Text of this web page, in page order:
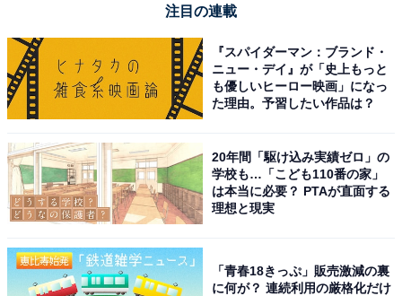
注目の連載
『スパイダーマン：ブランド・
ニュー・デイ』が「史上もっと
も優しいヒーロー映画」になっ
た理由。予習したい作品は？
20年間「駆け込み実績ゼロ」の
学校も…「こども110番の家」
は本当に必要？ PTAが直面する
理想と現実
「青春18きっぷ」販売激減の裏
に何が？ 連続利用の厳格化だけ